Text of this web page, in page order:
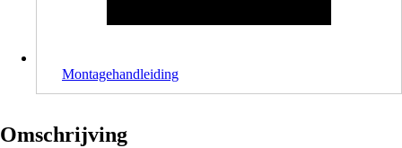
Montagehandleiding
Omschrijving